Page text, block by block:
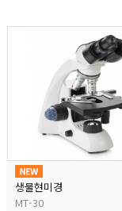
생물현미경
MT-30